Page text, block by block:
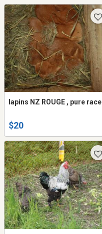
lapins NZ ROUGE , pure race
$20